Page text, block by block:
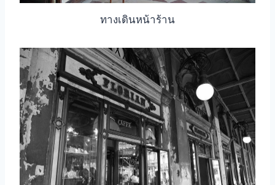
ทางเดินหน้าร้าน